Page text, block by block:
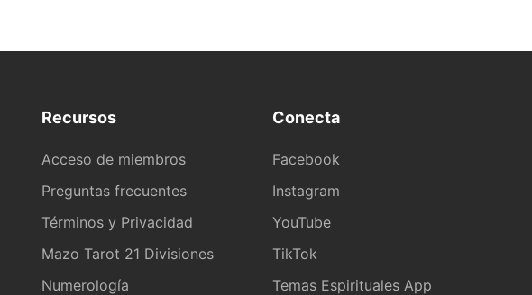
Recursos
Acceso de miembros
Preguntas frecuentes
Términos y Privacidad
Mazo Tarot 21 Divisiones
Numerología
Conecta
Facebook
Instagram
YouTube
TikTok
Temas Espirituales App